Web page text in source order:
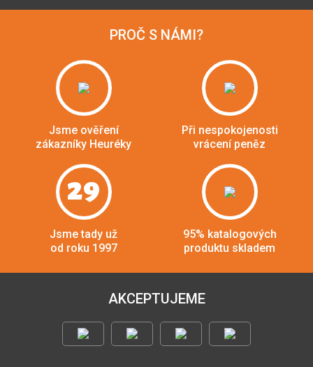
PROČ S NÁMI?
Jsme ověření
zákazníky Heuréky
Při nespokojenosti
vrácení peněz
29
Jsme tady už
od roku 1997
95% katalogových
produktu skladem
AKCEPTUJEME